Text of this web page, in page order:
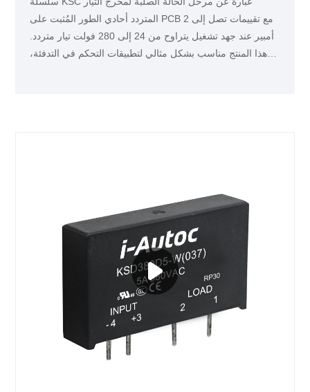
المتردد أحادي الطور المُثبت على PCB مع تقييمات تصل إلى 2
أمبير عند جهد تشغيل يتراوح من 24 إلى 280 فولت تيار متردد.
هذا المنتج مناسب بشكل مثالي لتطبيقات التحكم في التدفئة،